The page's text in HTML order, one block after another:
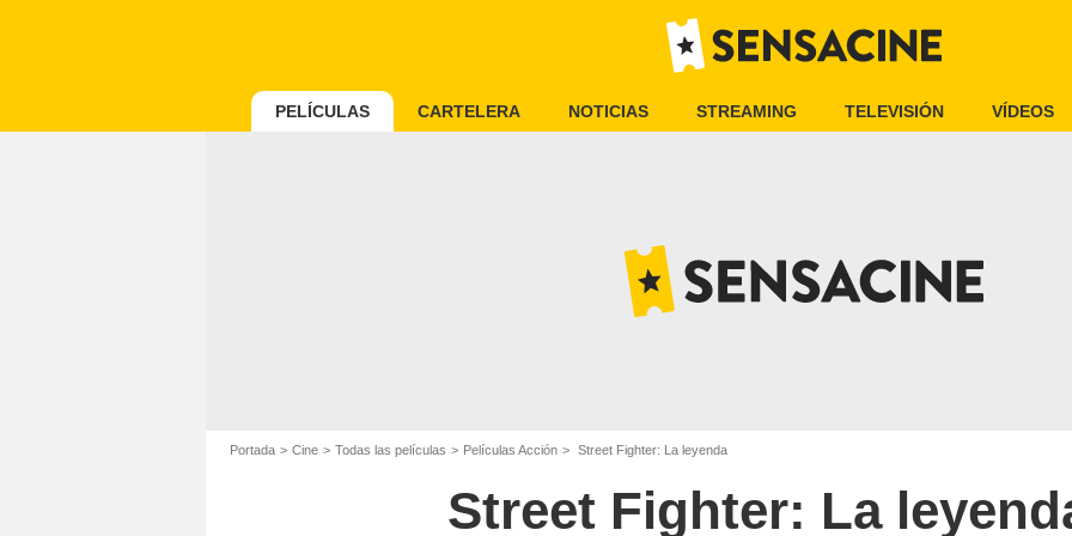
PELÍCULAS CARTELERA NOTICIAS STREAMING TELEVISIÓN VÍDEOS
Portada Cine Todas las películas Películas Acción Street Fighter: La leyenda
Street Fighter: La